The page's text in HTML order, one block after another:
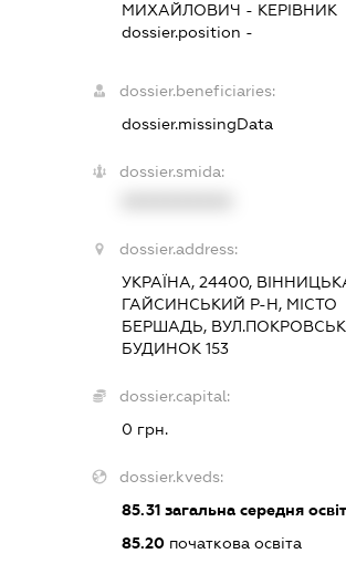
МИХАЙЛОВИЧ - КЕРІВНИК
dossier.position -
dossier.beneficiaries:
dossier.missingData
dossier.smida:
dossier.address:
УКРАЇНА, 24400,
ГАЙСИНСЬКИЙ Р-Н, МІСТО
БЕРШАДЬ,
БУДИНОК 153
dossier.capital:
0 грн.
dossier.kveds:
85.31 загальна середня
85.20 початкова освіта